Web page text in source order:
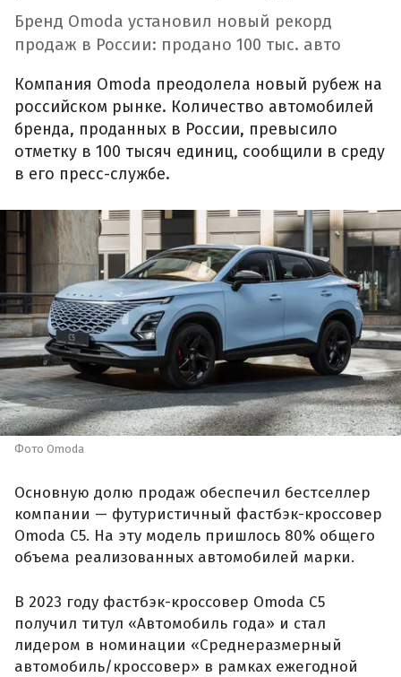
Бренд Omoda установил новый рекорд
продаж в России: продано 100 тыс. авто
Компания Omoda преодолела новый рубеж на
российском рынке. Количество автомобилей
бренда, проданных в России, превысило
отметку в 100 тысяч единиц, сообщили в среду
в его пресс-службе.
Фото Omoda
Основную долю продаж обеспечил бестселлер
компании — футуристичный фастбэк-кроссовер
Omoda C5. На эту модель пришлось 80% общего
объема реализованных автомобилей марки.
В 2023 году фастбэк-кроссовер Omoda C5
получил титул «Автомобиль года» и стал
лидером в номинации «Среднеразмерный
автомобиль/кроссовер» в рамках ежегодной